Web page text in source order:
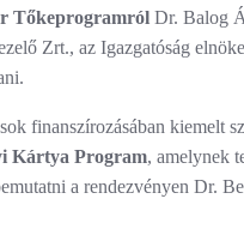
Tőkeprogramról Dr. Balog
Zrt., az Igazgatóság
finanszírozásában kiemelt
Kártya Program, amelynek
a rendezvényen Dr.